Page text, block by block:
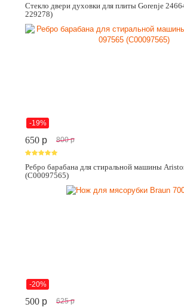
Стекло двери духовки для плиты Gorenje
229278)
-19%
650 p 800 p
Ребро барабана для стиральной машины
(C00097565)
-20%
500 p 625 p